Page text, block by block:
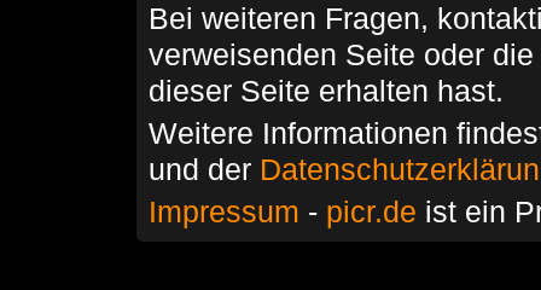
Bei weiteren Fragen,
verweisenden Seite oder
dieser Seite erhalten hast.
Weitere Informationen
und der
Impressum - picr.de ist ein